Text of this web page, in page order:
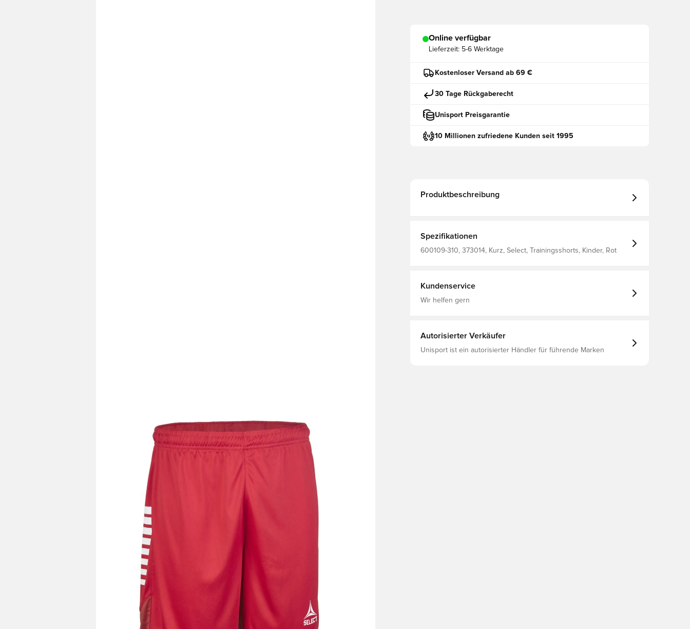
Online verfügbar
Lieferzeit: 5-6 Werktage
Kostenloser Versand ab 69 €
30 Tage Rückgaberecht
Unisport Preisgarantie
10 Millionen zufriedene Kunden seit 1995
Produktbeschreibung
Spezifikationen
600109-310, 373014, Kurz, Select, Trainingsshorts, Kinder, Rot
Kundenservice
Wir helfen gern
Autorisierter Verkäufer
Unisport ist ein autorisierter Händler für führende Marken